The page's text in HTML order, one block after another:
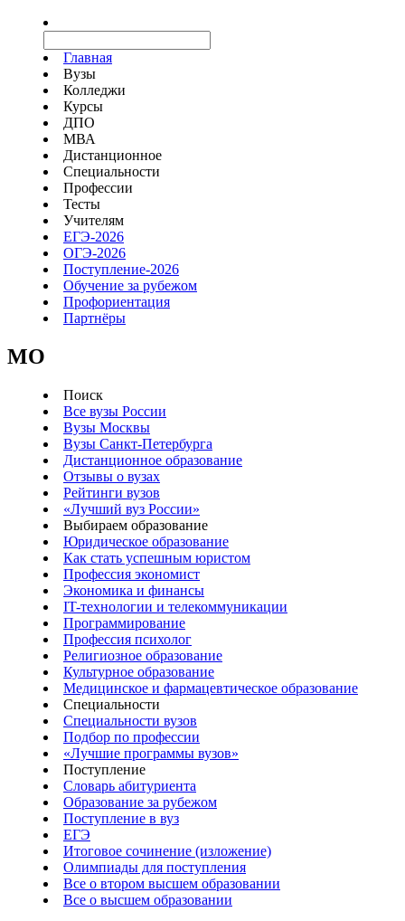
Главная
Вузы
Колледжи
Курсы
ДПО
МВА
Дистанционное
Специальности
Профессии
Тесты
Учителям
ЕГЭ-2026
ОГЭ-2026
Поступление-2026
Обучение за рубежом
Профориентация
Партнёры
MO
Поиск
Все вузы России
Вузы Москвы
Вузы Санкт-Петербурга
Дистанционное образование
Отзывы о вузах
Рейтинги вузов
«Лучший вуз России»
Выбираем образование
Юридическое образование
Как стать успешным юристом
Профессия экономист
Экономика и финансы
IT-технологии и телекоммуникации
Программирование
Профессия психолог
Религиозное образование
Культурное образование
Медицинское и фармацевтическое образование
Специальности
Специальности вузов
Подбор по профессии
«Лучшие программы вузов»
Поступление
Словарь абитуриента
Образование за рубежом
Поступление в вуз
ЕГЭ
Итоговое сочинение (изложение)
Олимпиады для поступления
Все о втором высшем образовании
Все о высшем образовании